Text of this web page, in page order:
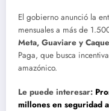
El gobierno anunció la
mensuales a más de
Meta, Guaviare y
Paga, que busca
amazónico.
Le puede interesar:
millones en seguridad